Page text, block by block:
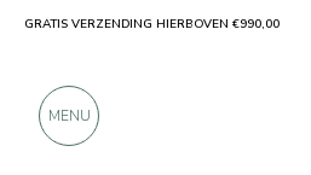
GRATIS VERZENDING HIERBOVEN €990,00
MENU